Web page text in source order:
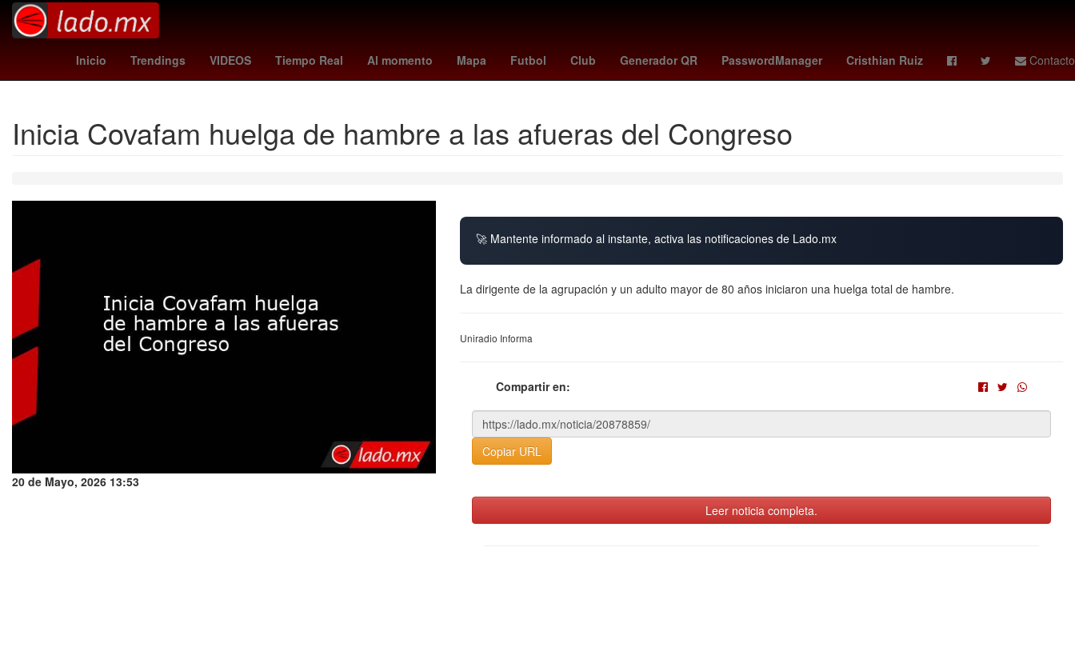
Inicio Trendings VIDEOS Tiempo Real Al momento Mapa Futbol Club Generador QR PasswordManager Cristhian Ruiz Contacto
Litio Agresión phillies 26 de marzo toluca vs santos Germán Berterame Rogelio Funes Mori mexico vs Star Wars Puebla de Zaragoza
Inicia Covafam huelga de hambre a las afueras del Congreso
20 de Mayo, 2026 13:53
🚀 Mantente informado al instante, activa las notificaciones de Lado.mx
La dirigente de la agrupación y un adulto mayor de 80 años iniciaron una huelga total de hambre.
Uniradio Informa
Compartir en:
Copiar URL
Leer noticia completa.